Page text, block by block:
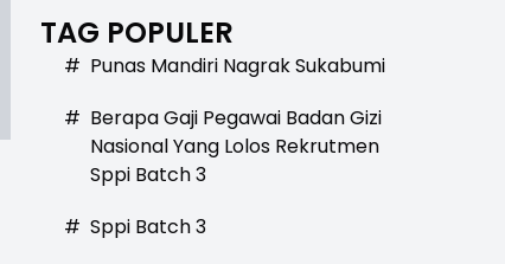
Relokasi
TAG POPULER
# Punas Mandiri Nagrak Sukabumi
# Berapa Gaji Pegawai Badan Gizi
Nasional Yang Lolos Rekrutmen
Sppi Batch 3
# Sppi Batch 3